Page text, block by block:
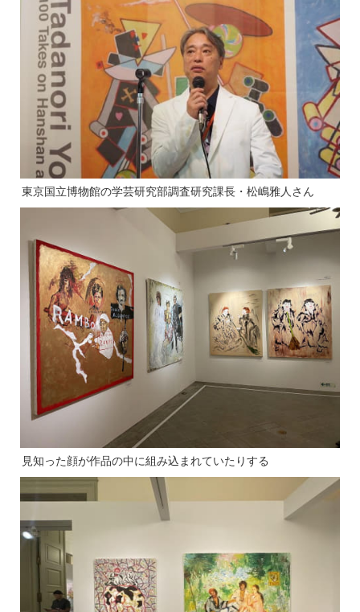
東京国立博物館の学芸研究部調査研究課長・松嶋雅人さん
見知った顔が作品の中に組み込まれていたりする